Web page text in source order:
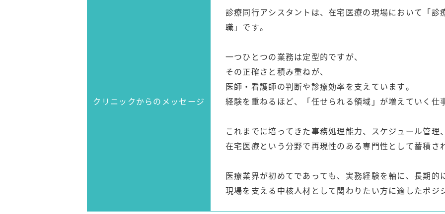
クリニックからのメッセージ
診療同行アシスタントは、在宅医療の現場において「診
職」です。
一つひとつの業務は定型的ですが、
その正確さと積み重ねが、
医師・看護師の判断や診療効率を支えています。
経験を重ねるほど、「任せられる領域」が増えていく仕
これまでに培ってきた事務処理能力、スケジュール管理
在宅医療という分野で再現性のある専門性として蓄積さ
医療業界が初めてであっても、実務経験を軸に、長期的
現場を支える中核人材として関わりたい方に適したポジ